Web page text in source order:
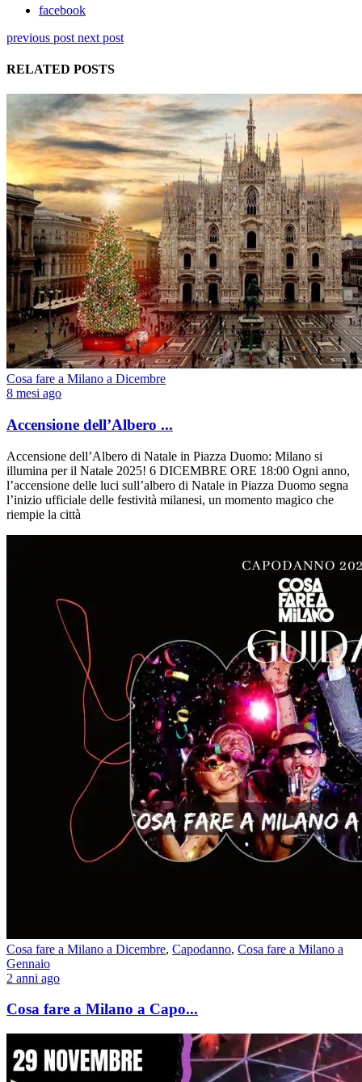
facebook
previous post next post
RELATED POSTS
Cosa fare a Milano a Dicembre
8 mesi ago
Accensione dell’Albero ...
Accensione dell’Albero di Natale in Piazza Duomo: Milano si
illumina per il Natale 2025! 6 DICEMBRE ORE 18:00 Ogni anno,
l’accensione delle luci sull’albero di Natale in Piazza Duomo segna
l’inizio ufficiale delle festività milanesi, un momento magico che
riempie la città
Cosa fare a Milano a Dicembre, Capodanno, Cosa fare a Milano a
Gennaio
2 anni ago
Cosa fare a Milano a Capo...